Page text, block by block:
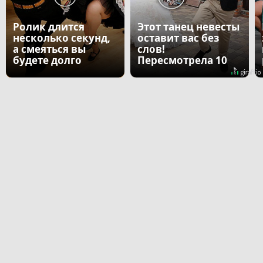
Ролик длится
несколько секунд,
а смеяться вы
будете долго
Этот танец невесты
оставит вас без
слов!
Пересмотрела 10